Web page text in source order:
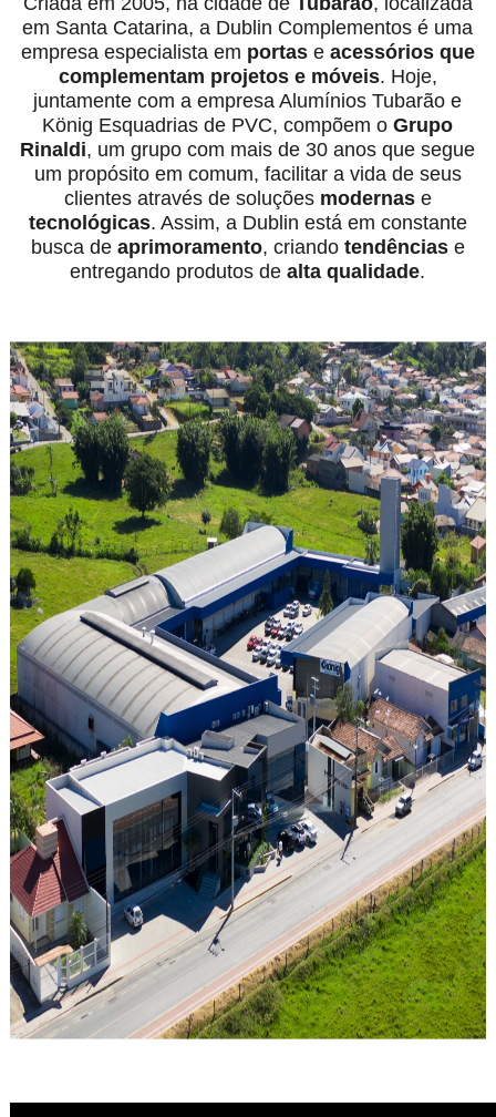
em Santa Catarina, a Dublin Complementos é uma
empresa especialista em portase acessórios que
complementam projetos e móveis. Hoje,
juntamente com a empresa Alumínios Tubarão e
König Esquadrias de PVC, compõem oGrupo
Rinaldi, um grupo com mais de 30 anos que segue
um propósito em comum, facilitar a vida de seus
clientes através de soluções modernase
tecnológicas. Assim, a Dublin está em constante
busca de aprimoramento, criando tendênciase
entregando produtos dealta qualidade.